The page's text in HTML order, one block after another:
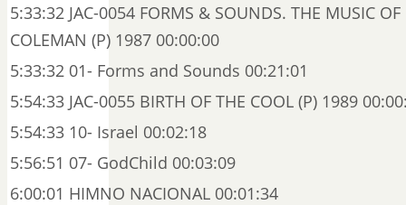
5:33:32 JAC-0054 FORMS & SOUNDS. THE MUSIC OF
COLEMAN (P) 1987 00:00:00
5:33:32 01- Forms and Sounds 00:21:01
5:54:33 JAC-0055 BIRTH OF THE COOL (P) 1989
5:54:33 10- Israel 00:02:18
5:56:51 07- GodChild 00:03:09
6:00:01 HIMNO NACIONAL 00:01:34